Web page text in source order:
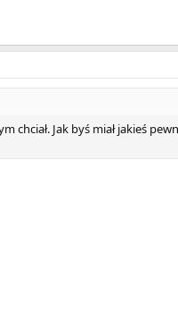
Jak byś miał jakieś